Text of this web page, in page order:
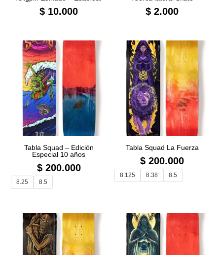
$ 10.000 $ 2.000
Tabla Squad – Edición
Especial 10 años
$200.000
8.25 8.5
Tabla Squad La Fuerza
$ 200.000
8.125 8.38 8.5